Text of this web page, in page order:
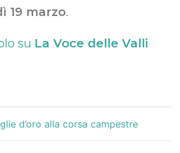
19 marzo.
su La Voce delle Valli
d’oro alla corsa campestre